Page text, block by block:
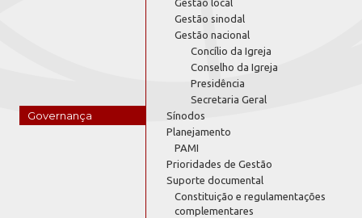
Governança
Gestão local
Gestão sinodal
Gestão nacional
Concílio da Igreja
Conselho da Igreja
Presidência
Secretaria Geral
Sínodos
Planejamento
PAMI
Prioridades de Gestão
Suporte documental
Constituição e regulamentações
complementares